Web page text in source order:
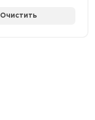
Очистить